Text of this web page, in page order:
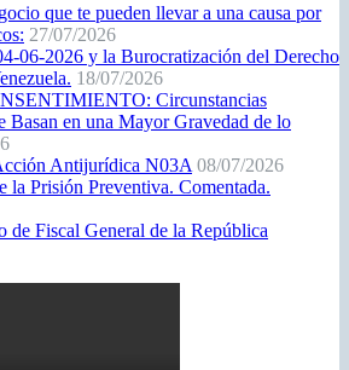
que te pueden llevar a una causa por
27/07/2026
06-2026 y la Burocratización del Derecho
18/07/2026
Circunstancias
Basan en una Mayor Gravedad de lo
Antijurídica N03A 08/07/2026
la Prisión Preventiva. Comentada.
de Fiscal General de la República